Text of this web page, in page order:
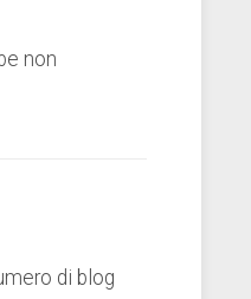
non
di blog